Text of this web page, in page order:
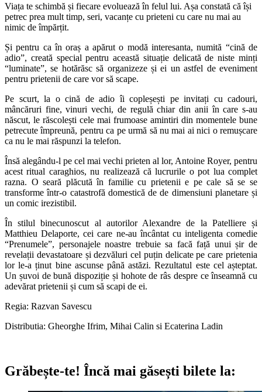
Viața te schimbă și fiecare evoluează în felul lui. Așa constată că își
petrec prea mult timp, seri, vacanțe cu prieteni cu care nu mai au
nimic de împărțit.
Și pentru ca în oraș a apărut o modă interesanta, numită “cină de
adio”, creată special pentru această situație delicată de niste minți
“luminate”, se hotărăsc să organizeze și ei un astfel de eveniment
pentru prietenii de care vor să scape.
Pe scurt, la o cină de adio îi copleșești pe invitați cu cadouri,
mâncăruri fine, vinuri vechi, de regulă chiar din anii în care s-au
născut, le răscolești cele mai frumoase amintiri din momentele bune
petrecute împreună, pentru ca pe urmă să nu mai ai nici o remușcare
ca nu le mai răspunzi la telefon.
Însă alegându-l pe cel mai vechi prieten al lor, Antoine Royer, pentru
acest ritual caraghios, nu realizează că lucrurile o pot lua complet
razna. O seară plăcută în familie cu prietenii e pe cale să se se
transforme într-o catastrofă domestică de de dimensiuni planetare și
un comic irezistibil.
În stilul binecunoscut al autorilor Alexandre de la Patelliere și
Matthieu Delaporte, cei care ne-au încântat cu inteligenta comedie
“Prenumele”, personajele noastre trebuie sa facă față unui șir de
revelații devastatoare și dezvăluri cel puțin delicate pe care prietenia
lor le-a ținut bine ascunse până astăzi. Rezultatul este cel așteptat.
Un șuvoi de bună dispoziție și hohote de râs despre ce înseamnă cu
adevărat prietenii și cum să scapi de ei.
Regia: Razvan Savescu
Distributia: Gheorghe Ifrim, Mihai Calin si Ecaterina Ladin
Grăbește-te! Încă mai găsești bilete la: